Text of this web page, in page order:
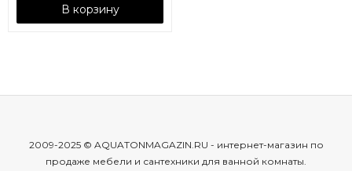
В корзину
2009-2025 © AQUATONMAGAZIN.RU - интернет-магазин по
продаже мебели и сантехники для ванной комнаты.